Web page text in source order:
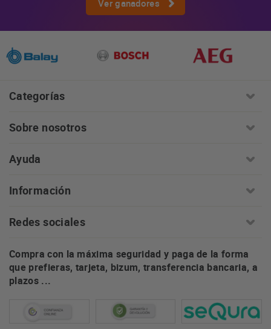
Ver ganadores
Categorías
Sobre nosotros
Ayuda
Información
Redes sociales
Compra con la máxima seguridad y paga de la forma
que prefieras, tarjeta, bizum, transferencia bancaria, a
plazos ...